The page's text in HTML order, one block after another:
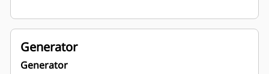
Generator
Generator